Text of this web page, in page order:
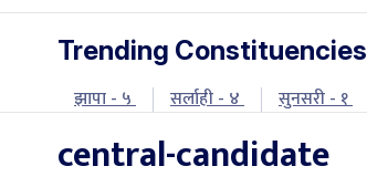
Trending Constituencies
झापा - ५ सर्लाही - ४ सुनसरी - १
central-candidate